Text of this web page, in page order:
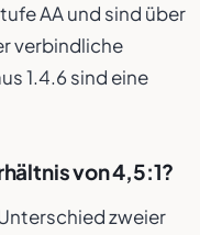
AA und sind über
verbindliche
1.4.6 sind eine
von 4,5:1?
zweier